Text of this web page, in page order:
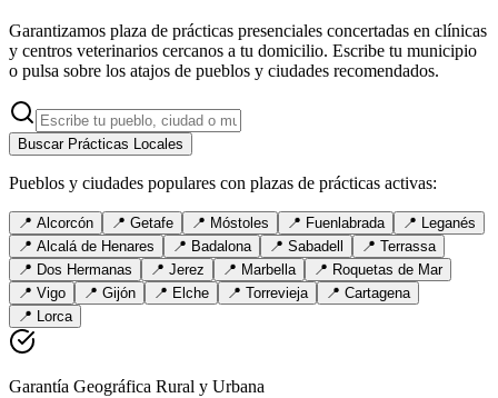
Garantizamos plaza de prácticas presenciales concertadas en clínicas
y centros veterinarios cercanos a tu domicilio. Escribe tu municipio
o pulsa sobre los atajos de pueblos y ciudades recomendados.
Buscar Prácticas Locales
Pueblos y ciudades populares con plazas de prácticas activas:
📍 Alcorcón 📍 Getafe 📍 Móstoles 📍 Fuenlabrada 📍 Leganés
📍 Alcalá de Henares 📍 Badalona 📍 Sabadell 📍 Terrassa
📍 Dos Hermanas 📍 Jerez 📍 Marbella 📍 Roquetas de Mar
📍 Vigo 📍 Gijón 📍 Elche 📍 Torrevieja 📍 Cartagena
📍 Lorca
Garantía Geográfica Rural y Urbana